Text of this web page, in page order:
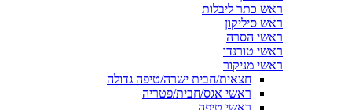
ראש כתר ליבלות
ראש סיליקון
ראשי הסרה
ראשי טורנדו
ראשי מניקור
חצאית/חבית ישרה/טיפה גדולה
ראשי אגס/חבית/פטריה
ראשי טיפה